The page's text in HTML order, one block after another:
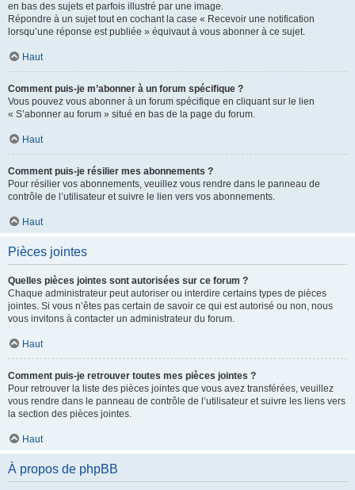
en bas des sujets et parfois illustré par une image.
Répondre à un sujet tout en cochant la case « Recevoir une notification
lorsqu’une réponse est publiée » équivaut à vous abonner à ce sujet.
Haut
Comment puis-je m’abonner à un forum spécifique ?
Vous pouvez vous abonner à un forum spécifique en cliquant sur le lien
« S’abonner au forum » situé en bas de la page du forum.
Haut
Comment puis-je résilier mes abonnements ?
Pour résilier vos abonnements, veuillez vous rendre dans le panneau de
contrôle de l’utilisateur et suivre le lien vers vos abonnements.
Haut
Pièces jointes
Quelles pièces jointes sont autorisées sur ce forum ?
Chaque administrateur peut autoriser ou interdire certains types de pièces
jointes. Si vous n’êtes pas certain de savoir ce qui est autorisé ou non, nous
vous invitons à contacter un administrateur du forum.
Haut
Comment puis-je retrouver toutes mes pièces jointes ?
Pour retrouver la liste des pièces jointes que vous avez transférées, veuillez
vous rendre dans le panneau de contrôle de l’utilisateur et suivre les liens vers
la section des pièces jointes.
Haut
À propos de phpBB